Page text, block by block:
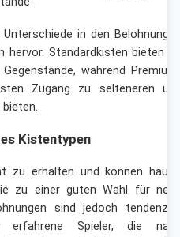
in den
hervor. Standardkisten bieten
während
Zugang zu selteneren
Kistentypen
zu erhalten und können
zu einer guten Wahl für
sind jedoch
erfahrene Spieler, die